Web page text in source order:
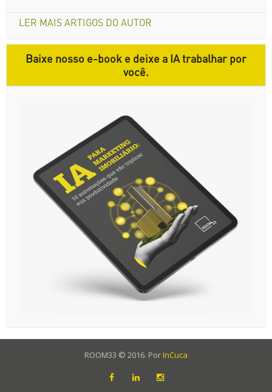
LER MAIS ARTIGOS DO AUTOR
Baixe nosso e-book e deixe a IA trabalhar por
você.
ROOM33 © 2016. Por InCuca